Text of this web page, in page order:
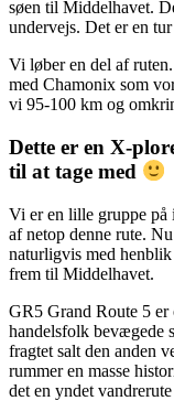
søen til Middelhavet.
undervejs. Det er en
Vi løber en del af
med Chamonix som
vi 95-100 km og
Dette er en X-
til at tage med
Vi er en lille gruppe på
af netop denne rute.
naturligvis med
frem til Middelhavet.
GR5 Grand Route 5 er
handelsfolk bevægede
fragtet salt den anden
rummer en masse
det en yndet